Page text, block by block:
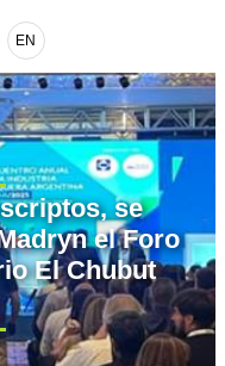
EN
se
el Foro
El Chubut